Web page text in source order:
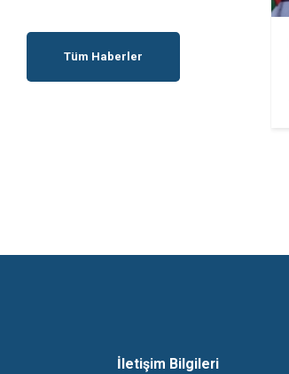
Tüm Haberler
KADIN KULÜBÜ HİZMETE
İletişim Bilgileri